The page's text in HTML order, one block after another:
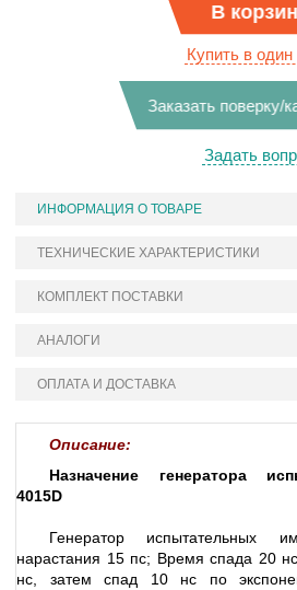
В
Купить в один
Заказать поверку/
Задать
ИНФОРМАЦИЯ О ТОВАРЕ
ТЕХНИЧЕСКИЕ ХАРАКТЕРИСТИКИ
КОМПЛЕКТ ПОСТАВКИ
АНАЛОГИ
ОПЛАТА И ДОСТАВКА
Описание:
Назначение генератора
4015D
Генератор испытательных
нарастания 15 пс; Время спада 20
нс, затем спад 10 нс по